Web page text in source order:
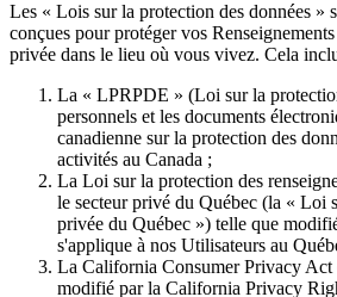
Les « Lois sur la protection des données »
conçues pour protéger vos
privée dans le lieu où vous vivez. Cela
La « LPRPDE » (Loi sur la
personnels et les documents
canadienne sur la protection des
activités au Canada ;
La Loi sur la protection des
le secteur privé du Québec (la « Loi
privée du Québec ») telle que
s'applique à nos Utilisateurs au
La California Consumer Privacy
modifié par la California Privacy